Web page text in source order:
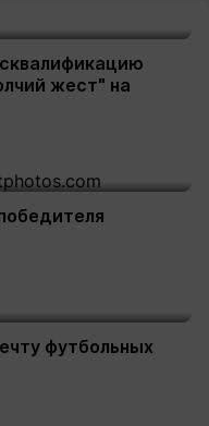
жест" на
футбольных